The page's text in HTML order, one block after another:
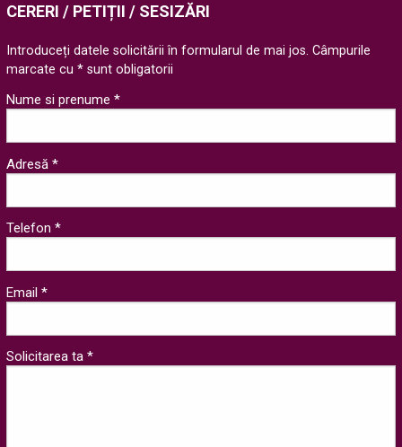
CERERI / PETIȚII / SESIZĂRI
Introduceți datele solicitării în formularul de mai jos. Câmpurile
marcate cu * sunt obligatorii
Nume si prenume *
Adresă *
Telefon *
Email *
Solicitarea ta *